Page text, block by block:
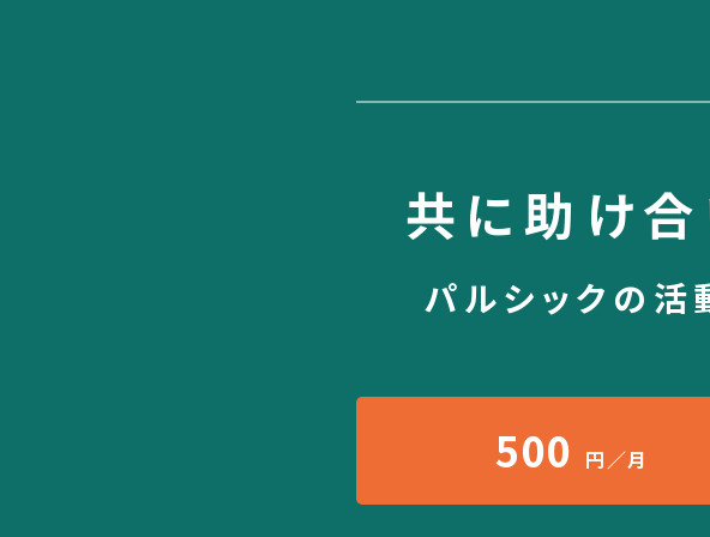
共に助け合
パルシックの活
500 円／月